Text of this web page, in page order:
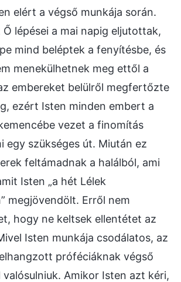
elért a végső munkája során.
lépései a mai napig eljutottak,
mind beléptek a fenyítésbe, és
menekülhetnek meg ettől a
embereket belülről megfertőzte
ezért Isten minden embert a
vezet a finomítás
egy szükséges út. Miután ez
feltámadnak a halálból, ami
Isten „a hét Lélek
megjövendölt. Erről nem
hogy ne keltsek ellentétet az
Isten munkája csodálatos, az
próféciáknak végső
valósulniuk. Amikor Isten azt kéri,